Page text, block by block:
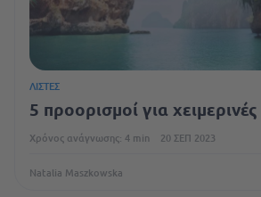
ΛΊΣΤΕΣ
5 προορισμοί για
Χρόνος ανάγνωσης: 4 min 20 ΣΕΠ 2023
Natalia Maszkowska